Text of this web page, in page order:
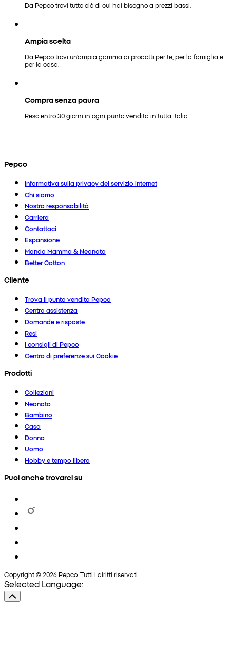
Da Pepco trovi tutto ciò di cui hai bisogno a prezzi bassi.
Ampia scelta
Da Pepco trovi un'ampia gamma di prodotti per te, per la famiglia e
per la casa.
Compra senza paura
Reso entro 30 giorni in ogni punto vendita in tutta Italia.
Pepco
Informativa sulla privacy del servizio internet
Chi siamo
Nostra responsabilità
Carriera
Contattaci
Espansione
Mondo Mamma & Neonato
Better Cotton
Cliente
Trova il punto vendita Pepco
Centro assistenza
Domande e risposte
Resi
I consigli di Pepco
Centro di preferenze sui Cookie
Prodotti
Collezioni
Neonato
Bambino
Casa
Donna
Uomo
Hobby e tempo libero
Puoi anche trovarci su
Copyright © 2026 Pepco. Tutti i diritti riservati.
Selected Language: